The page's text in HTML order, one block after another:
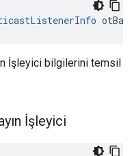
İşleyici bilgilerini temsil
İşleyici